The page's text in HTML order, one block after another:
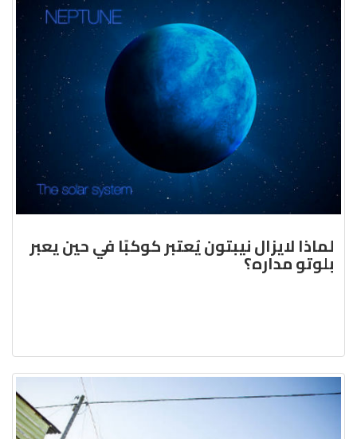
لماذا لايزال نيبتون يُعتبر كوكبًا في حين يعبر
بلوتو مداره؟